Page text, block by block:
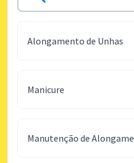
Alongamento de Unhas
Manicure
Manutenção de